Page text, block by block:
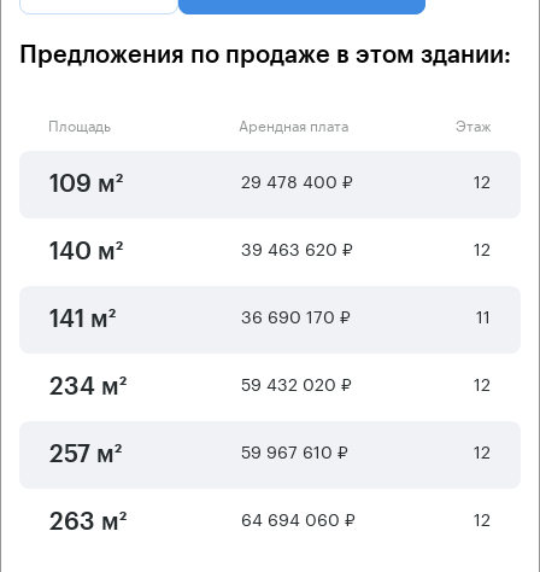
Предложения по продаже в этом здании:
Площадь Арендная плата Этаж
109 м² 29 478 400 ₽ 12
140 м² 39 463 620 ₽ 12
141 м² 36 690 170 ₽ 11
234 м² 59 432 020 ₽ 12
257 м² 59 967 610 ₽ 12
263 м² 64 694 060 ₽ 12